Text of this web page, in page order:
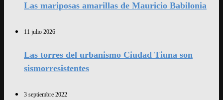
Las mariposas amarillas de Mauricio Babilonia
11 julio 2026
Las torres del urbanismo Ciudad Tiuna son
sismorresistentes
3 septiembre 2022